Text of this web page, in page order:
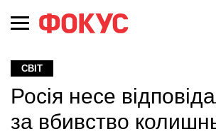
СВІТ
Росія несе
за вбивство